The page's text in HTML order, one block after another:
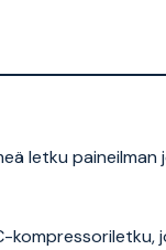
letku
kompressoriletku,